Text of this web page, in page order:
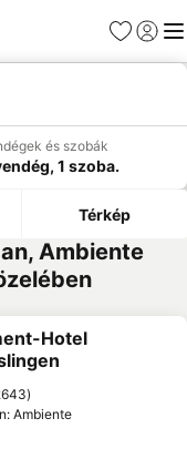
Kedvencek
és szobák
1 szoba.
Térkép
Ambiente
a kedvencekhez
Hotel
Ambiente